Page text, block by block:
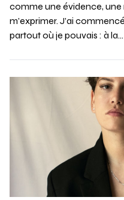
comme une évidence, une
m’exprimer. J’ai
partout où je pouvais : à la…